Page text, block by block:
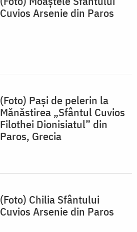
Cuvios Arsenie din Paros
(Foto) Pași de pelerin la
Mănăstirea „Sfântul Cuvios
Filothei Dionisiatul” din
Paros, Grecia
(Foto) Chilia Sfântului
Cuvios Arsenie din Paros